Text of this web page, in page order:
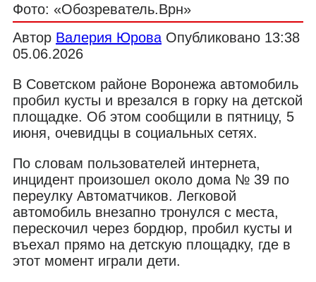
Фото: «Обозреватель.Врн»
Автор Валерия Юрова Опубликовано 13:38
05.06.2026
В Советском районе Воронежа автомобиль
пробил кусты и врезался в горку на детской
площадке. Об этом сообщили в пятницу, 5
июня, очевидцы в социальных сетях.
По словам пользователей интернета,
инцидент произошел около дома № 39 по
переулку Автоматчиков. Легковой
автомобиль внезапно тронулся с места,
перескочил через бордюр, пробил кусты и
въехал прямо на детскую площадку, где в
этот момент играли дети.